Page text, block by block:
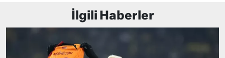
İlgili Haberler